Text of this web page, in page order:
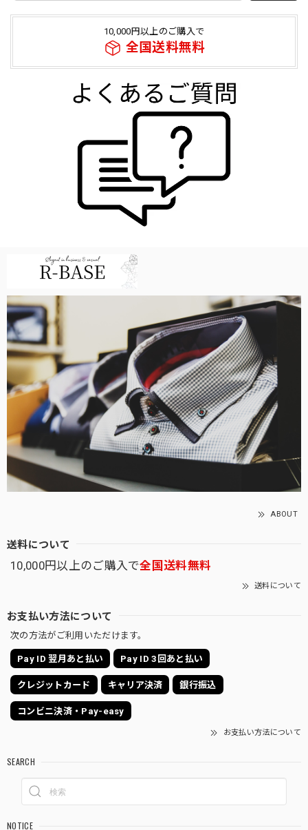
10,000円以上のご購入で
全国送料無料
ABOUT
送料について
10,000円以上のご購入で全国送料無料
送料について
お支払い方法について
次の方法がご利用いただけます。
Pay ID 翌月あと払い Pay ID 3回あと払い
クレジットカード キャリア決済 銀行振込
コンビニ決済・Pay-easy
お支払い方法について
SEARCH
NOTICE